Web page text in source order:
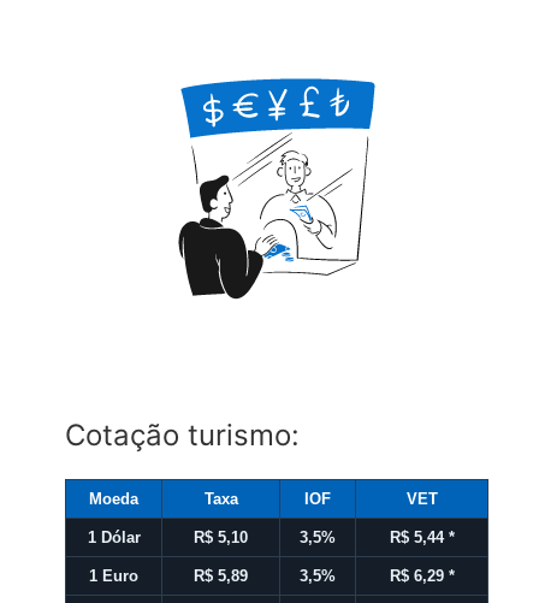
Cotação turismo:
Moeda Taxa IOF VET
1 Dólar R$ 5,10 3,5% R$ 5,44 *
1 Euro R$ 5,89 3,5% R$ 6,29 *